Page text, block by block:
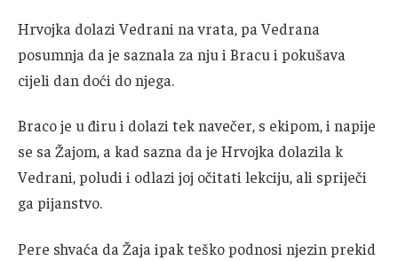
Hrvojka dolazi Vedrani na vrata, pa Vedrana
posumnja da je saznala za nju i Bracu i pokušava
cijeli dan doći do njega.
Braco je u điru i dolazi tek navečer, s ekipom, i napije
se sa Žajom, a kad sazna da je Hrvojka dolazila k
Vedrani, poludi i odlazi joj očitati lekciju, ali spriječi
ga pijanstvo.
Pere shvaća da Žaja ipak teško podnosi njezin prekid